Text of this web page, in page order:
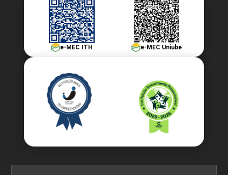
e-MEC ITH e-MEC Uniube